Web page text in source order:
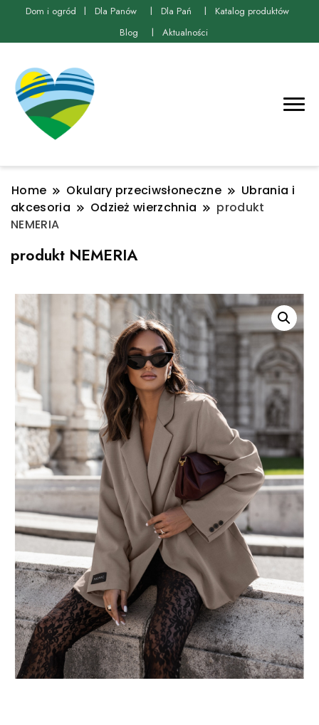
Dom i ogród Dla Panów Dla Pań
Katalog produktów
Blog
Aktualności
Home Okulary przeciwsłoneczne
Ubrania i
akcesoria
Odzież wierzchnia
produkt
NEMERIA
produkt NEMERIA